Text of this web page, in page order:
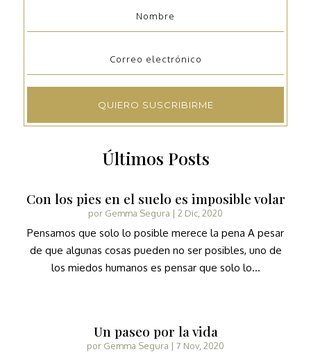
QUIERO SUSCRIBIRME
Últimos Posts
Con los pies en el suelo es imposible volar
por Gemma Segura | 2 Dic, 2020
Pensamos que solo lo posible merece la pena A pesar
de que algunas cosas pueden no ser posibles, uno de
los miedos humanos es pensar que solo lo...
Un paseo por la vida
por Gemma Segura | 7 Nov, 2020